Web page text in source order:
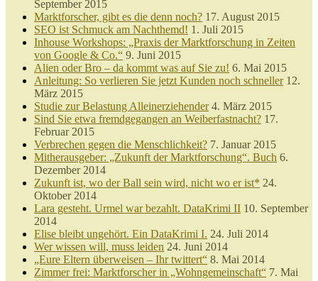
September 2015
Marktforscher, gibt es die denn noch? 17. August 2015
SEO ist Schmuck am Nachthemd! 1. Juli 2015
Inhouse Workshops: „Praxis der Marktforschung in Zeiten
von Google & Co.“ 9. Juni 2015
Alien oder Bro – da kommt was auf Sie zu! 6. Mai 2015
Anleitung: So verlieren Sie jetzt Kunden noch schneller 12.
März 2015
Studie zur Belastung Alleinerziehender 4. März 2015
Sind Sie etwa fremdgegangen an Weiberfastnacht? 17.
Februar 2015
Verbrechen gegen die Menschlichkeit? 7. Januar 2015
Mitherausgeber: „Zukunft der Marktforschung“. Buch 6.
Dezember 2014
Zukunft ist, wo der Ball sein wird, nicht wo er ist* 24.
Oktober 2014
Lara gesteht. Urmel war bezahlt. DataKrimi II 10. September
2014
Elise bleibt ungehört. Ein DataKrimi I. 24. Juli 2014
Wer wissen will, muss leiden 24. Juni 2014
„Eure Eltern überweisen – Ihr twittert“ 8. Mai 2014
Zimmer frei: Marktforscher in „Wohngemeinschaft“ 7. Mai